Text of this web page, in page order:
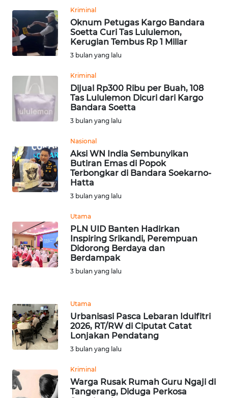
Kriminal
Oknum Petugas Kargo Bandara
Soetta Curi Tas Lululemon,
Kerugian Tembus Rp 1 Miliar
3 bulan yang lalu
Kriminal
Dijual Rp300 Ribu per Buah, 108
Tas Lululemon Dicuri dari Kargo
Bandara Soetta
3 bulan yang lalu
Nasional
Aksi WN India Sembunyikan
Butiran Emas di Popok
Terbongkar di Bandara Soekarno-
Hatta
3 bulan yang lalu
Utama
PLN UID Banten Hadirkan
Inspiring Srikandi, Perempuan
Didorong Berdaya dan
Berdampak
3 bulan yang lalu
Utama
Urbanisasi Pasca Lebaran Idulfitri
2026, RT/RW di Ciputat Catat
Lonjakan Pendatang
3 bulan yang lalu
Kriminal
Warga Rusak Rumah Guru Ngaji di
Tangerang, Diduga Perkosa
Wahana
News
Regional
SUMUT
WN
JAKARTA
JABAR
WN
BANTEN
NTT
WN
KEPRI
PAPUA
WN
PAPUA
BARAT
RIAU